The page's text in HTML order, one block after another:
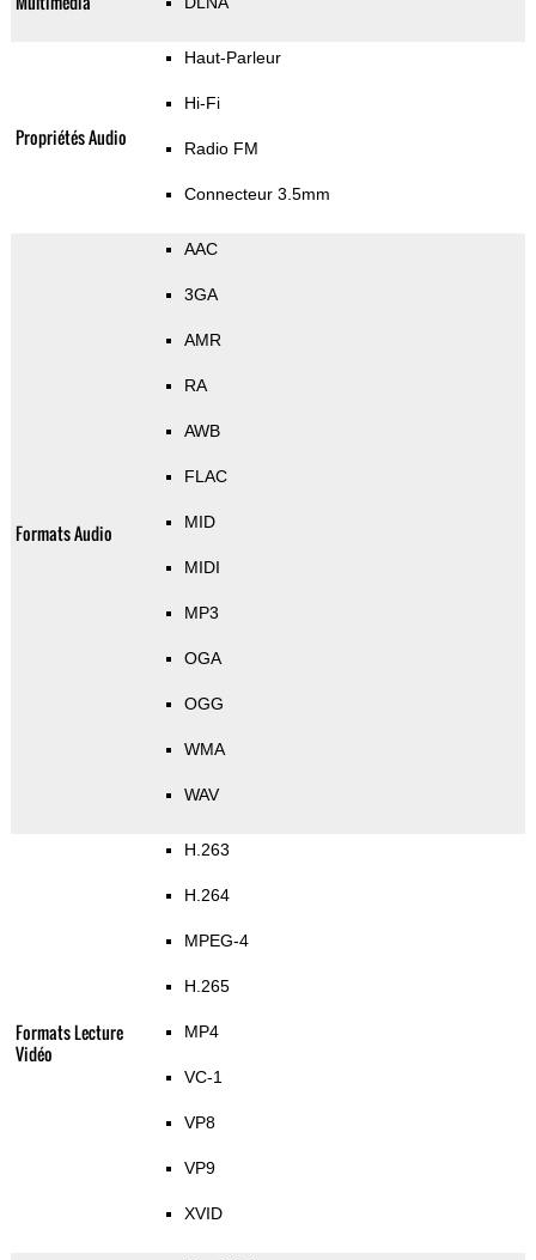
Propriétés Audio
Haut-Parleur
Hi-Fi
Radio FM
Connecteur 3.5mm
Formats Audio
AAC
3GA
AMR
RA
AWB
FLAC
MID
MIDI
MP3
OGA
OGG
WMA
WAV
Formats Lecture
Vidéo
H.263
H.264
MPEG-4
H.265
MP4
VC-1
VP8
VP9
XVID